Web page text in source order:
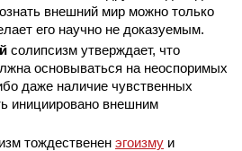
внешний мир можно только
его научно не доказуемым.
солипсизм утверждает, что
основываться на неоспоримых
даже наличие чувственных
инициировано внешним
тождественен эгоизму и